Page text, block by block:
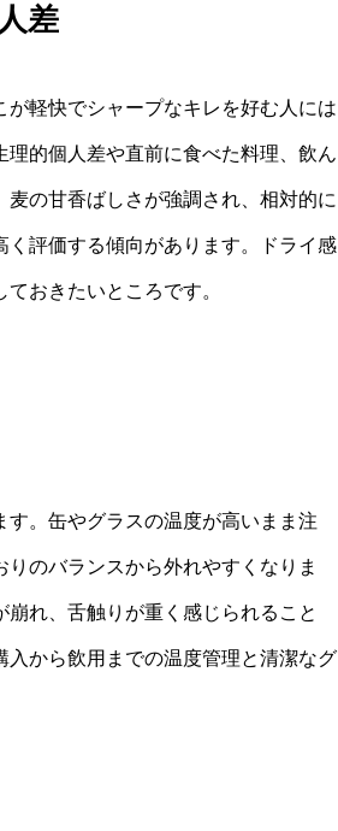
差
軽快でシャープなキレを好む人には
的個人差や直前に食べた料理、飲ん
の甘香ばしさが強調され、相対的に
評価する傾向があります。ドライ感
おきたいところです。
。缶やグラスの温度が高いまま注
のバランスから外れやすくなりま
れ、舌触りが重く感じられること
から飲用までの温度管理と清潔なグ